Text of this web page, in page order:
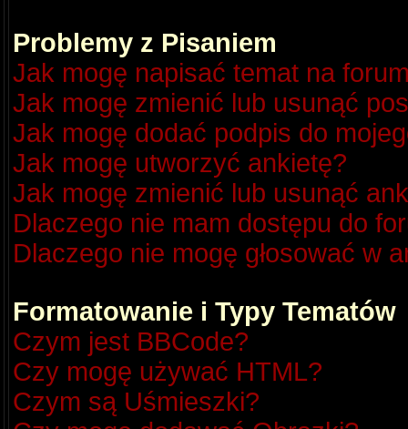
Problemy z Pisaniem
Jak mogę napisać temat na
Jak mogę zmienić lub usunąć
Jak mogę dodać podpis do
Jak mogę utworzyć ankietę?
Jak mogę zmienić lub usunąć
Dlaczego nie mam dostępu do
Dlaczego nie mogę głosować w
Formatowanie i Typy Tematów
Czym jest BBCode?
Czy mogę używać HTML?
Czym są Uśmieszki?